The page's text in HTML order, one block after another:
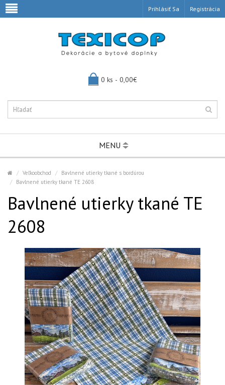
Prihlásiť Sa Registrácia
0 ks - 0,00€
MENU
Veľkoobchod
Bavlnené utierky tkané s bordúrou
Bavlnené utierky tkané TE 2608
Bavlnené utierky tkané TE
2608